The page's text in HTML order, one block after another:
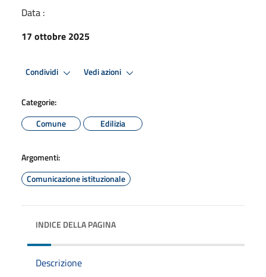
Data :
17 ottobre 2025
Condividi Vedi azioni
Categorie:
Comune
Edilizia
Argomenti:
Comunicazione istituzionale
INDICE DELLA PAGINA
Descrizione